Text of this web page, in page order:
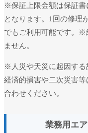
※保証上限金額は保証書
となります。1回の修理
でもご利用可能です。※
ません。
※人災や天災に起因する
経済的損害や二次災害
合わせください。
業務用エ